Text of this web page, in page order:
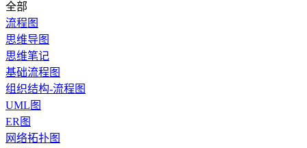
全部
流程图
思维导图
思维笔记
基础流程图
组织结构-流程图
UML图
ER图
网络拓扑图